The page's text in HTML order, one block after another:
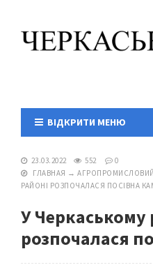
ВІДКРИТИ МЕНЮ
23.03.2022 552
0
ГЛАВНАЯ →
РАЙОНІ РОЗПОЧАЛАСЯ ПОСІВНА
У Черкаському
розпочалася